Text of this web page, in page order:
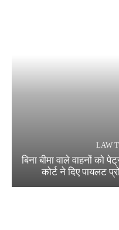
LAW
बिना बीमा वाले वाहनों को
कोर्ट ने दिए पायलट